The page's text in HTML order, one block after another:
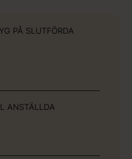
PÅ SLUTFÖRDA
ANSTÄLLDA